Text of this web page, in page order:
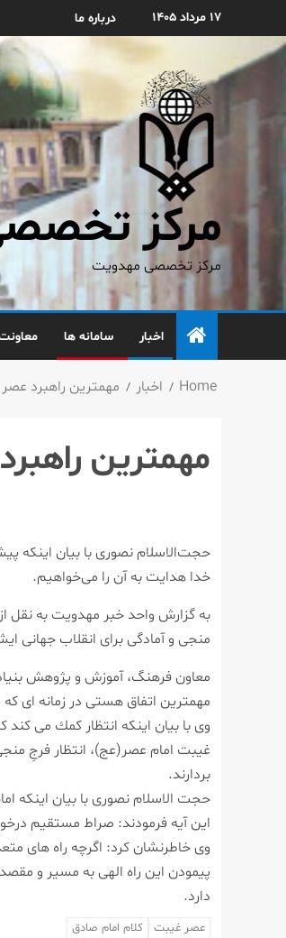
۱۷ مرداد ۱۴۰۵ درباره ما
مرکز
مرکز تخصصی مهدویت
اخبار سامانه ها
Home اخبار مهمترین راهبرد
مهمترین
حجت‌الاسلام نصوری با بیان اینكه
خدا هدایت به آن را می‌خواهیم.
به گزارش واحد خبر مهدویت به نقل
منجی و آمادگی برای انقلاب جهانی
معاون فرهنگ، آموزش و پژوهش
مهمترین اتفاق هستی در زمانه ای
وی با بیان اینكه انتظار كمك می
غیبت امام عصر(عج)، انتظار فرجِ
بردارند.
حجت الاسلام نصوری با بیان اینكه
این آیه فرمودند: صراط مستقیم
وی خاطرنشان كرد: اگرچه راه های
پیمودن این راه الهی به مسیر و
دارد.
عصر غیبت كلام امام صادق